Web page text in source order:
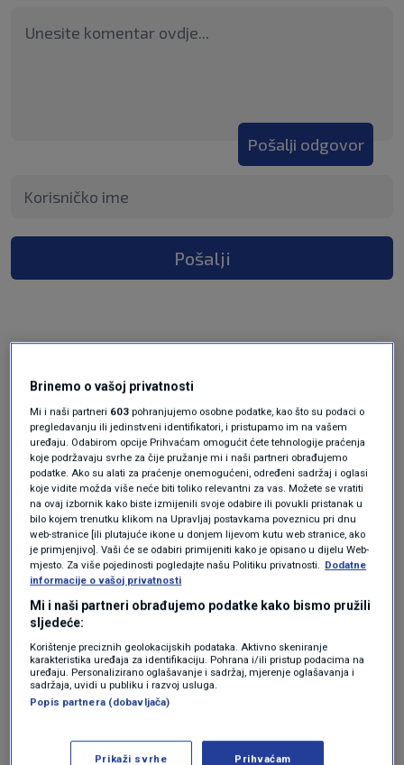
Pošalji odgovor
Pošalji
Oglas
Oglas
Brinemo o vašoj privatnosti
Mi i naši partneri 603 pohranjujemo osobne podatke, kao što su podaci o
pregledavanju ili jedinstveni identifikatori, i pristupamo im na vašem
uređaju. Odabirom opcije Prihvaćam omogućit ćete tehnologije praćenja
koje podržavaju svrhe za čije pružanje mi i naši partneri obrađujemo
podatke. Ako su alati za praćenje onemogućeni, određeni sadržaj i oglasi
koje vidite možda više neće biti toliko relevantni za vas. Možete se vratiti
na ovaj izbornik kako biste izmijenili svoje odabire ili povukli pristanak u
bilo kojem trenutku klikom na Upravljaj postavkama poveznicu pri dnu
web-stranice [ili plutajuće ikone u donjem lijevom kutu web stranice, ako
je primjenjivo]. Vaši će se odabiri primijeniti kako je opisano u dijelu Web-
mjesto. Za više pojedinosti pogledajte našu Politiku privatnosti.
Dodatne
informacije o vašoj privatnosti
Mi i naši partneri obrađujemo podatke kako bismo pružili
sljedeće:
Korištenje preciznih geolokacijskih podataka. Aktivno skeniranje
karakteristika uređaja za identifikaciju. Pohrana i/ili pristup podacima na
uređaju. Personalizirano oglašavanje i sadržaj, mjerenje oglašavanja i
sadržaja, uvidi u publiku i razvoj usluga.
Popis partnera (dobavljača)
Prikaži svrhe Prihvaćam